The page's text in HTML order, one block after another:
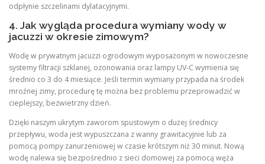
odpłynie szczelinami dylatacyjnymi.
4. Jak wygląda procedura wymiany wody w
jacuzzi w okresie zimowym?
Wodę w prywatnym jacuzzi ogrodowym wyposażonym w nowoczesne
systemy filtracji szklanej, ozonowania oraz lampy UV-C wymienia się
średnio co 3 do 4 miesiące. Jeśli termin wymiany przypada na środek
mroźnej zimy, procedurę tę można bez problemu przeprowadzić w
cieplejszy, bezwietrzny dzień.
Dzięki naszym ukrytym zaworom spustowym o dużej średnicy
przepływu, woda jest wypuszczana z wanny grawitacyjnie lub za
pomocą pompy zanurzeniowej w czasie krótszym niż 30 minut. Nową
wodę nalewa się bezpośrednio z sieci domowej za pomocą węża